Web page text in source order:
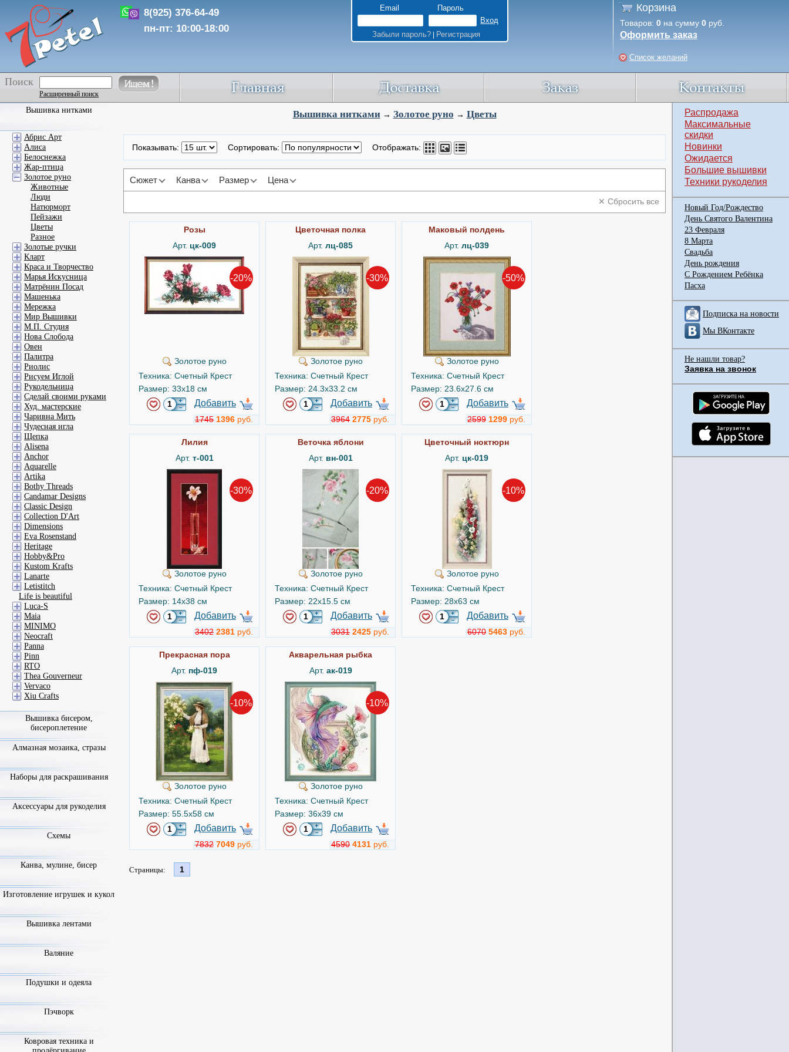
8(925) 376-64-49
пн-пт: 10:00-18:00
Email Пароль
Забыли пароль?| Регистрация
Корзина
Товаров: 0 на сумму 0 руб.
Оформить заказ
Список желаний
Поиск
Расширенный поиск
Вышивка нитками→ Золотое руно → Цветы
Показывать: Сортировать: Отображать:
Сюжет Канва Размер Цена
✕ Сбросить все
Розы
Арт. цк-009
-20%
Золотое руно
Техника: Счетный Крест
Размер: 33x18 см
Добавить
1745 1396 руб.
Цветочная полка
Арт. лц-085
-30%
Золотое руно
Техника: Счетный Крест
Размер: 24.3x33.2 см
Добавить
3964 2775 руб.
Маковый полдень
Арт. лц-039
-50%
Золотое руно
Техника: Счетный Крест
Размер: 23.6x27.6 см
Добавить
2599 1299 руб.
Лилия
Арт. т-001
-30%
Золотое руно
Техника: Счетный Крест
Размер: 14x38 см
Добавить
3402 2381 руб.
Веточка яблони
Арт. вн-001
-20%
Золотое руно
Техника: Счетный Крест
Размер: 22x15.5 см
Добавить
3031 2425 руб.
Цветочный ноктюрн
Арт. цк-019
-10%
Золотое руно
Техника: Счетный Крест
Размер: 28x63 см
Добавить
6070 5463 руб.
Прекрасная пора
Арт. пф-019
-10%
Золотое руно
Техника: Счетный Крест
Размер: 55.5x58 см
Добавить
7832 7049 руб.
Акварельная рыбка
Арт. ак-019
-10%
Золотое руно
Техника: Счетный Крест
Размер: 36x39 см
Добавить
4590 4131 руб.
Страницы: 1
Вышивка нитками
Абрис Арт
Алиса
Белоснежка
Жар-птица
Золотое руно
Животные
Люди
Натюрморт
Пейзажи
Цветы
Разное
Золотые ручки
Кларт
Краса и Творчество
Марья Искусница
Матрёнин Посад
Машенька
Мережка
Мир Вышивки
М.П. Студия
Нова Слобода
Овен
Палитра
Риолис
Рисуем Иглой
Рукодельница
Сделай своими руками
Худ. мастерские
Чаривна Мить
Чудесная игла
Щепка
Alisena
Anchor
Aquarelle
Artika
Bothy Threads
Candamar Designs
Classic Design
Collection D'Art
Dimensions
Eva Rosenstand
Heritage
Hobby&Pro
Kustom Krafts
Lanarte
Letistitch
Life is beautiful
Luca-S
Maia
MINIMO
Neocraft
Panna
Pinn
RTO
Thea Gouverneur
Vervaco
Xiu Crafts
Вышивка бисером,
бисероплетение
Алмазная мозаика, стразы
Наборы для раскрашивания
Аксессуары для рукоделия
Схемы
Канва, мулине, бисер
Изготовление игрушек и кукол
Вышивка лентами
Валяние
Подушки и одеяла
Пэчворк
Ковровая техника и
Распродажа
Максимальные
скидки
Новинки
Ожидается
Большие вышивки
Техники рукоделия
Новый Год/Рождество
День Святого Валентина
23 Февраля
8 Марта
Свадьба
День рождения
С Рождением Ребёнка
Пасха
Подписка на новости
Мы ВКонтакте
Не нашли товар?
Заявка на звонок